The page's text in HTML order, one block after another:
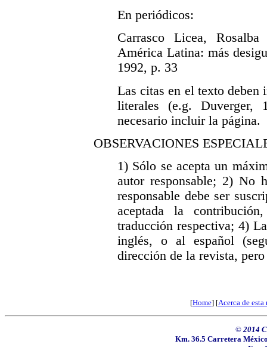
En periódicos:
Carrasco Licea,
América Latina: más
1992, p. 33
Las citas en el texto deben
literales (e.g. Duverger,
necesario incluir la página.
OBSERVACIONES
1) Sólo se acepta un
autor responsable; 2) No
responsable debe ser
aceptada la
traducción respectiva; 4)
inglés, o al español
dirección de la revista,
[Home] [Acerca de esta
© 2014
Km. 36.5 Carretera Mé